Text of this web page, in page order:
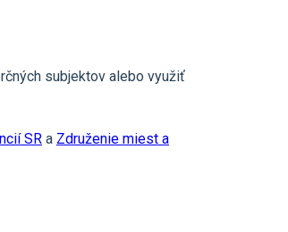
subjektov alebo využiť
SR a Združenie miest a